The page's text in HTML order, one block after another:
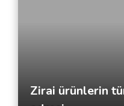
Zirai ürünlerin